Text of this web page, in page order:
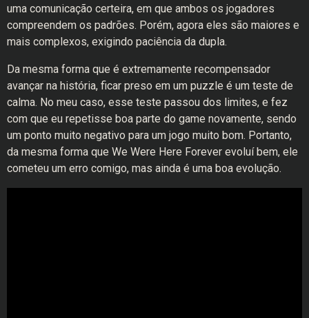
uma comunicação certeira, em que ambos os jogadores
compreendem os padrões. Porém, agora eles são maiores e
mais complexos, exigindo paciência da dupla.
Da mesma forma que é extremamente recompensador
avançar na história, ficar preso em um puzzle é um teste de
calma. No meu caso, esse teste passou dos limites, e fez
com que eu repetisse boa parte do game novamente, sendo
um ponto muito negativo para um jogo muito bom. Portanto,
da mesma forma que We Were Here Forever evoluí bem, ele
cometeu um erro comigo, mas ainda é uma boa evolução.